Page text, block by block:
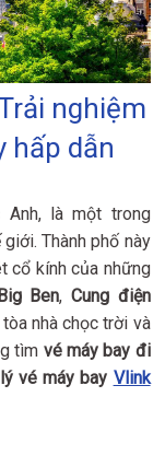
nghiệm
hấp dẫn
là một trong
Thành phố này
cổ kính của những
Ben,Cung điện
nhà chọc trời và
tìm vé máy bay đi
vé máy bay Vlink